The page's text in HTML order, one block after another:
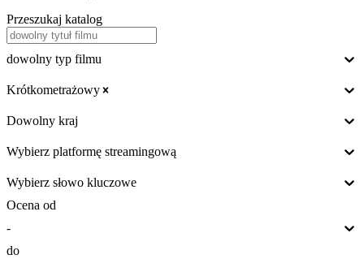
Przeszukaj katalog
dowolny typ filmu
Krótkometrażowy
Dowolny kraj
Wybierz platformę streamingową
Wybierz słowo kluczowe
Ocena od
-
do